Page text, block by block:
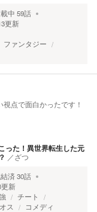
中 59話
更新
ファンタジー
点で面白かったです！
った！異世界転生した元
／ざつ
済30話
更新
チート
ス コメディ